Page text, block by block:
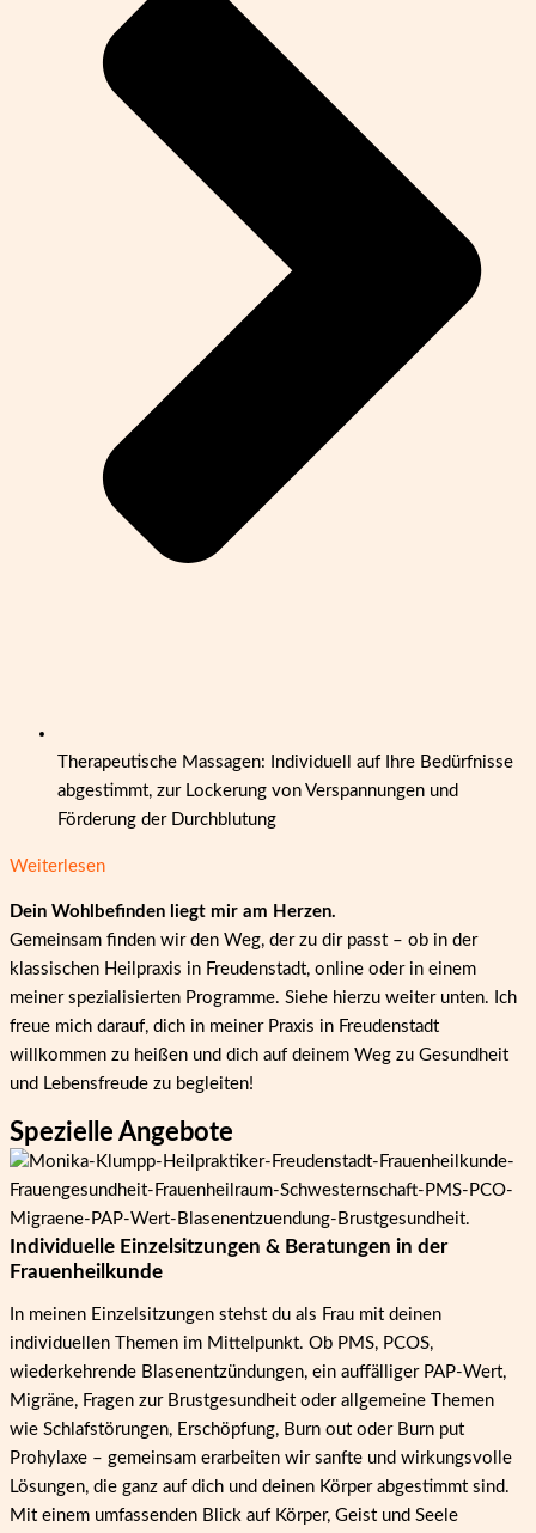
Therapeutische Massagen: Individuell auf Ihre Bedürfnisse
abgestimmt, zur Lockerung von Verspannungen und
Förderung der Durchblutung
Weiterlesen
Dein Wohlbefinden liegt mir am Herzen.
Gemeinsam finden wir den Weg, der zu dir passt – ob in der
klassischen Heilpraxis in Freudenstadt, online oder in einem
meiner spezialisierten Programme. Siehe hierzu weiter unten. Ich
freue mich darauf, dich in meiner Praxis in Freudenstadt
willkommen zu heißen und dich auf deinem Weg zu Gesundheit
und Lebensfreude zu begleiten!
Spezielle Angebote
Individuelle Einzelsitzungen & Beratungen in der
Frauenheilkunde
In meinen Einzelsitzungen stehst du als Frau mit deinen
individuellen Themen im Mittelpunkt. Ob PMS, PCOS,
wiederkehrende Blasenentzündungen, ein auffälliger PAP-Wert,
Migräne, Fragen zur Brustgesundheit oder allgemeine Themen
wie Schlafstörungen, Erschöpfung, Burn out oder Burn put
Prohylaxe – gemeinsam erarbeiten wir sanfte und wirkungsvolle
Lösungen, die ganz auf dich und deinen Körper abgestimmt sind.
Mit einem umfassenden Blick auf Körper, Geist und Seele